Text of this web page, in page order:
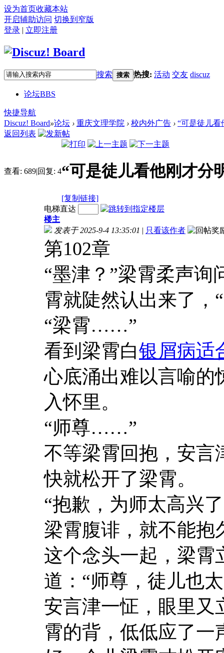
设为首页收藏本站
开启辅助访问 切换到窄版
登录 | 立即注册
搜索 搜索 热搜: 活动 交友 discuz
论坛BBS
快捷导航
Discuz! Board»论坛 › 重庆文理学院 › 校内外广告 › “可是徒儿看
返回列表
查看: 689|回复: 4“可是徒儿看他刚才分
[复制链接]
电梯直达
楼主
发表于 2025-9-4 13:35:01 | 只看该作者
第102章
“墨津？”梁霄柔声询
霄就陡然认出来了，
“梁霄……”
看到梁霄白银屑病适
心底涌出难以言喻的
入怀里。
“师尊……”
不等梁霄回抱，安言
快就松开了梁霄。
“抱歉，为师太高兴
梁霄腹诽，就不能
这个念头一起，梁霄
道：“师尊，徒儿也
安言津一怔，眼里又
霄的背，低低应了一